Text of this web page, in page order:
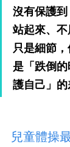
沒有保護
站起來、
只是細節
是「跌倒
護自己」的
兒童體操